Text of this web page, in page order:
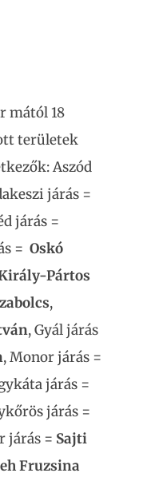
mától 18
területek
Aszód
járás =
járás =
= Oskó
Pártos
,
, Gyál járás
, Monor járás =
járás =
járás =
járás = Sajti
Fruzsina